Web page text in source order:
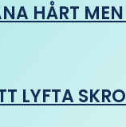
HÅRT
LYFTA